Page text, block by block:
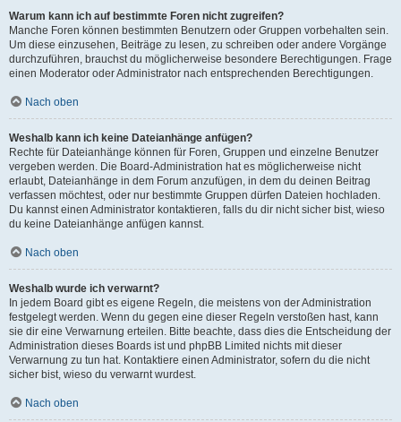
Warum kann ich auf bestimmte Foren nicht zugreifen?
Manche Foren können bestimmten Benutzern oder Gruppen vorbehalten sein.
Um diese einzusehen, Beiträge zu lesen, zu schreiben oder andere Vorgänge
durchzuführen, brauchst du möglicherweise besondere Berechtigungen. Frage
einen Moderator oder Administrator nach entsprechenden Berechtigungen.
Nach oben
Weshalb kann ich keine Dateianhänge anfügen?
Rechte für Dateianhänge können für Foren, Gruppen und einzelne Benutzer
vergeben werden. Die Board-Administration hat es möglicherweise nicht
erlaubt, Dateianhänge in dem Forum anzufügen, in dem du deinen Beitrag
verfassen möchtest, oder nur bestimmte Gruppen dürfen Dateien hochladen.
Du kannst einen Administrator kontaktieren, falls du dir nicht sicher bist, wieso
du keine Dateianhänge anfügen kannst.
Nach oben
Weshalb wurde ich verwarnt?
In jedem Board gibt es eigene Regeln, die meistens von der Administration
festgelegt werden. Wenn du gegen eine dieser Regeln verstoßen hast, kann
sie dir eine Verwarnung erteilen. Bitte beachte, dass dies die Entscheidung der
Administration dieses Boards ist und phpBB Limited nichts mit dieser
Verwarnung zu tun hat. Kontaktiere einen Administrator, sofern du die nicht
sicher bist, wieso du verwarnt wurdest.
Nach oben